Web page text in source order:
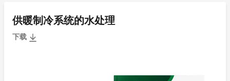
供暖制冷系统的水处理
下载